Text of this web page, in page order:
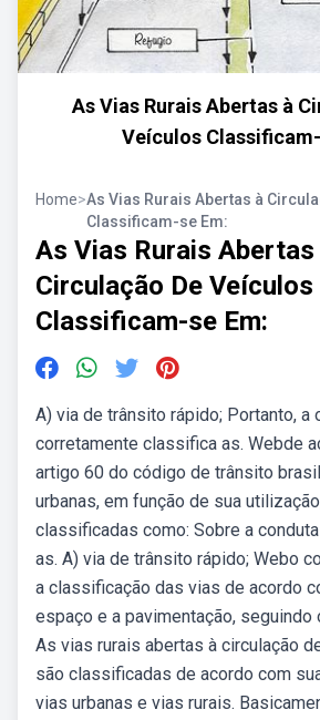
As Vias Rurais Abertas à
Veículos
Home>As Vias Rurais Abertas à
Classificam-se Em:
As Vias Rurais Abertas
Circulação De Veículos
Classificam-se Em:
A) via de trânsito rápido; Portanto, a
corretamente classifica as. Webde
artigo 60 do código de trânsito
urbanas, em função de sua
classificadas como: Sobre a
as. A) via de trânsito rápido; Webo
a classificação das vias de acordo
espaço e a pavimentação, seguindo
As vias rurais abertas à circulação
são classificadas de acordo com
vias urbanas e vias rurais.